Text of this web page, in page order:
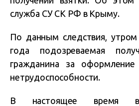
служба СУ СК РФ в Крыму.
По данным следствия,
года подозреваемая
гражданина за
нетрудоспособности.
В настоящее время